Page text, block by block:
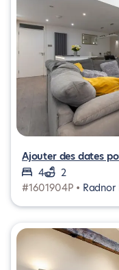
Ajouter des dates
4
2
#1601904P •